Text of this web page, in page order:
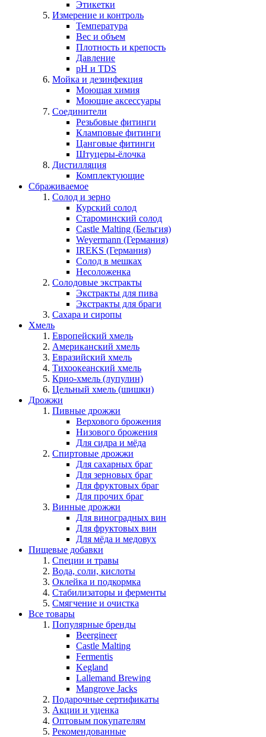
Этикетки
Измерение и контроль
Температура
Вес и объем
Плотность и крепость
Давление
pH и TDS
Мойка и дезинфекция
Моющая химия
Моющие аксессуары
Соединители
Резьбовые фитинги
Кламповые фитинги
Цанговые фитинги
Штуцеры-ёлочка
Дистилляция
Комплектующие
Сбраживаемое
Солод и зерно
Курский солод
Староминский солод
Castle Malting (Бельгия)
Weyermann (Германия)
IREKS (Германия)
Солод в мешках
Несоложенка
Солодовые экстракты
Экстракты для пива
Экстракты для браги
Сахара и сиропы
Хмель
Европейский хмель
Американский хмель
Евразийский хмель
Тихоокеанский хмель
Крио-хмель (лупулин)
Цельный хмель (шишки)
Дрожжи
Пивные дрожжи
Верхового брожения
Низового брожения
Для сидра и мёда
Спиртовые дрожжи
Для сахарных браг
Для зерновых браг
Для фруктовых браг
Для прочих браг
Винные дрожжи
Для виноградных вин
Для фруктовых вин
Для мёда и медовух
Пищевые добавки
Специи и травы
Вода, соли, кислоты
Оклейка и подкормка
Стабилизаторы и ферменты
Смягчение и очистка
Все товары
Популярные бренды
Beergineer
Castle Malting
Fermentis
Kegland
Lallemand Brewing
Mangrove Jacks
Подарочные сертификаты
Акции и уценка
Оптовым покупателям
Рекомендованные